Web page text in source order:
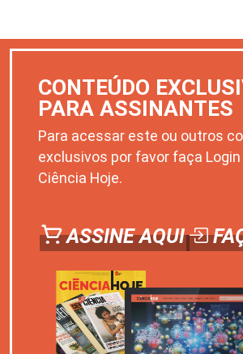
CONTEÚDO
PARA ASSINANTES
Para acessar este ou outros
exclusivos por favor faça
Ciência Hoje.
ASSINE AQUI